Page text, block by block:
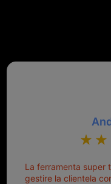
La ferramenta super
gestire la clientela